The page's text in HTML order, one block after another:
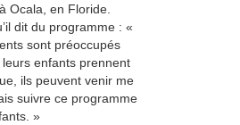
Ocala, en Floride.
dit du programme : «
sont préoccupés
enfants prennent
ils peuvent venir me
suivre ce programme
»